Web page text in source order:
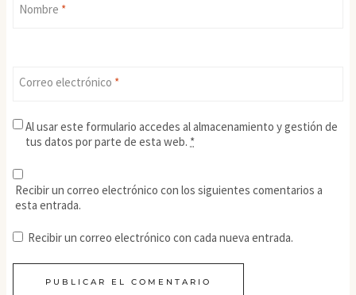
Nombre *
Correo electrónico *
Al usar este formulario accedes al almacenamiento y gestión de
tus datos por parte de esta web. *
Recibir un correo electrónico con los siguientes comentarios a
esta entrada.
Recibir un correo electrónico con cada nueva entrada.